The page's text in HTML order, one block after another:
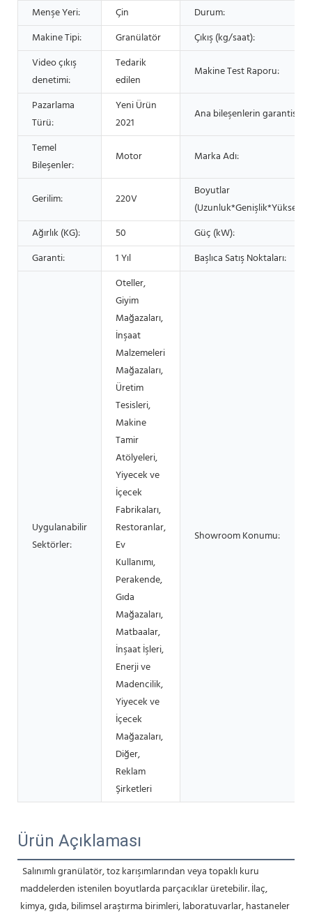
Menşe Yeri:
Çin
Durum:
Makine Tipi:
Granülatör
Çıkış (kg/saat):
Video çıkış
denetimi:
Tedarik
edilen
Makine Test Raporu:
Pazarlama
Türü:
Yeni Ürün
2021
Ana bileşenlerin garantisi:
Temel
Bileşenler:
Motor Marka Adı:
Gerilim: 220V
Boyutlar
Ağırlık (KG):
50
Güç (kW):
Garanti:
1 Yıl Başlıca Satış Noktaları:
Uygulanabilir
Sektörler:
Oteller,
Giyim
Mağazaları,
İnşaat
Malzemeleri
Mağazaları,
Üretim
Tesisleri,
Makine
Tamir
Atölyeleri,
Yiyecek ve
İçecek
Fabrikaları,
Restoranlar,
Ev
Kullanımı,
Perakende,
Gıda
Mağazaları,
Matbaalar,
İnşaat İşleri,
Enerji ve
Madencilik,
Yiyecek ve
İçecek
Mağazaları,
Diğer,
Reklam
Şirketleri
Showroom Konumu:
Ürün Açıklaması
Salınımlı granülatör, toz karışımlarından veya topaklı kuru
maddelerden istenilen boyutlarda parçacıklar üretebilir. İlaç,
kimya, gıda, bilimsel araştırma birimleri, laboratuvarlar, hastaneler